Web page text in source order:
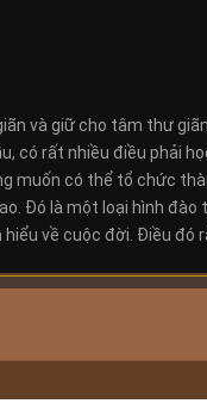
và giữ cho tâm thư
có rất nhiều điều phải
muốn có thể tổ chức
Đó là một loại hình đào
về cuộc đời. Điều đó